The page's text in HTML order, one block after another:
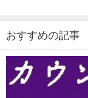
おすすめの記事